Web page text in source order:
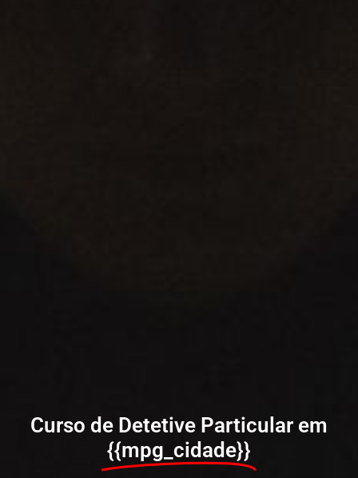
Curso de Detetive Particular em
{{mpg_cidade}}